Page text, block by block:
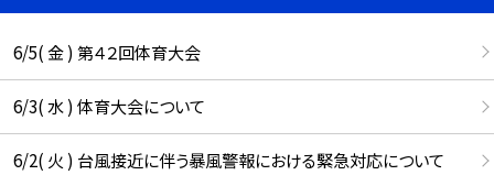
6/5( 金 ) 第４２回体育大会
6/3( 水 ) 体育大会について
6/2( 火 ) 台風接近に伴う暴風警報における緊急対応について